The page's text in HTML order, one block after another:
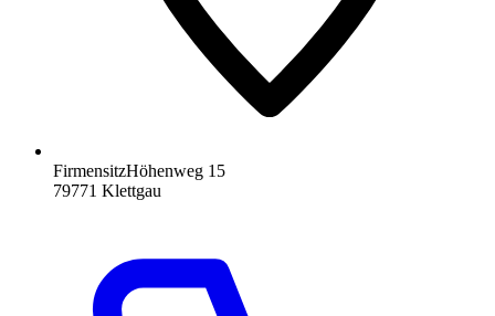
FirmensitzHöhenweg 15
79771 Klettgau